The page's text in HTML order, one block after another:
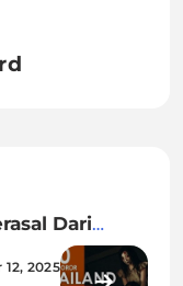
Dari
2025